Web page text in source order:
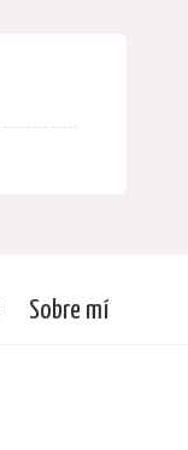
Sobre mí